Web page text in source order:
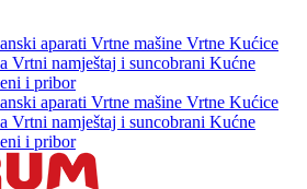
aparati Vrtne mašine Vrtne Kućice
Vrtni namještaj i suncobrani Kućne
i pribor
aparati Vrtne mašine Vrtne Kućice
Vrtni namještaj i suncobrani Kućne
i pribor